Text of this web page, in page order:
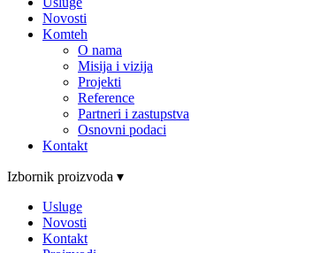
Novosti
Komteh
O nama
Misija i vizija
Projekti
Reference
Partneri i zastupstva
Osnovni podaci
Kontakt
Izbornik proizvoda ▾
Usluge
Novosti
Kontakt